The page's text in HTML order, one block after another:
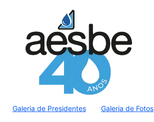
Galeria de Presidentes Galeria de Fotos